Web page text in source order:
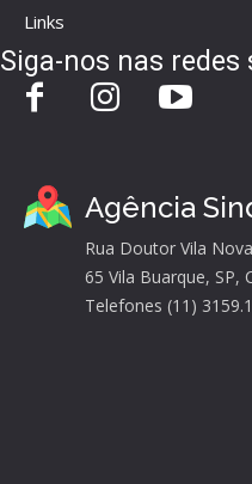
Links
Siga-nos nas redes
Agência
Rua Doutor Vila
65 Vila Buarque, SP,
Telefones (11)